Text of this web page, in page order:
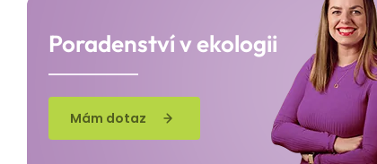
Poradenství v ekologii
Mám dotaz